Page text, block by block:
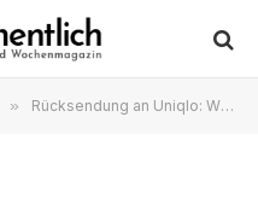
» Rücksendung an Uniqlo: Wie die Retoure funktioniert